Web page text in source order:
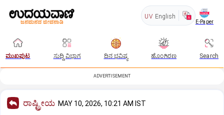
UV English
E-Paper
ಮುಖಪುಟ ಸುದ್ದಿ ವಿಭಾಗ ದಿನ ಭವಿಷ್ಯ ಹೊಂಗಿರಣ Search
ADVERTISEMENT
ರಾಷ್ಟ್ರೀಯ MAY 10, 2026, 10:21 AM IST